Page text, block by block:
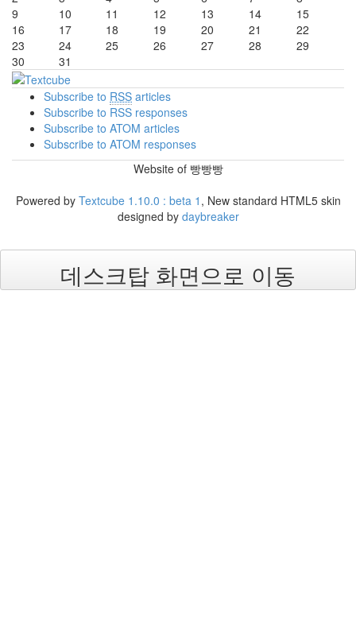
9
10 11 12 13 14
15
16
17 18 19 20 21
22
23
24 25 26 27 28
29
30
31
Subscribe to RSS articles
Subscribe to RSS responses
Subscribe to ATOM articles
Subscribe to ATOM responses
Website of 빵빵빵
Powered by Textcube 1.10.0 : beta 1 , New standard HTML5 skin
designed by daybreaker
데스크탑 화면으로 이동